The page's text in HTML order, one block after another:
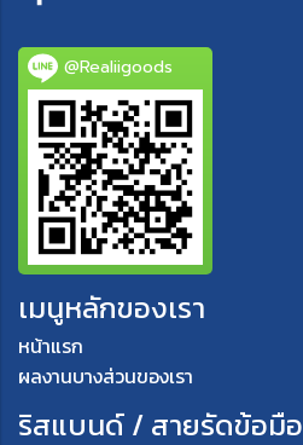
@Realiigoods
เมนูหลักของเรา
หน้าแรก
ผลงานบางส่วนของเรา
ริสแบนด์ / สายรัดข้อมือ